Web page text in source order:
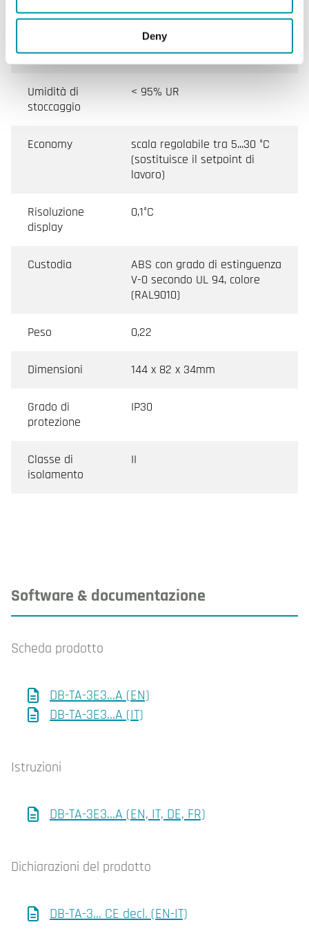
Deny
di stoccaggio
-20…+70°C
Umidità di
stoccaggio
< 95% UR
Economy
scala regolabile tra 5...30 °C
(sostituisce il setpoint di
lavoro)
Risoluzione
display
0,1°C
Custodia
ABS con grado di estinguenza
V-0 secondo UL 94, colore
(RAL9010)
Peso 0,22
Dimensioni 144 x 82 x 34mm
Grado di
protezione
IP30
Classe di
isolamento
II
Software & documentazione
Scheda prodotto
DB-TA-3E3…A (EN)
DB-TA-3E3…A (IT)
Istruzioni
DB-TA-3E3…A (EN, IT, DE, FR)
Dichiarazioni del prodotto
DB-TA-3… CE decl. (EN-IT)